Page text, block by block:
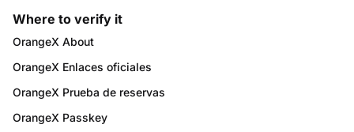
Where to verify it
OrangeX About
OrangeX Enlaces oficiales
OrangeX Prueba de reservas
OrangeX Passkey